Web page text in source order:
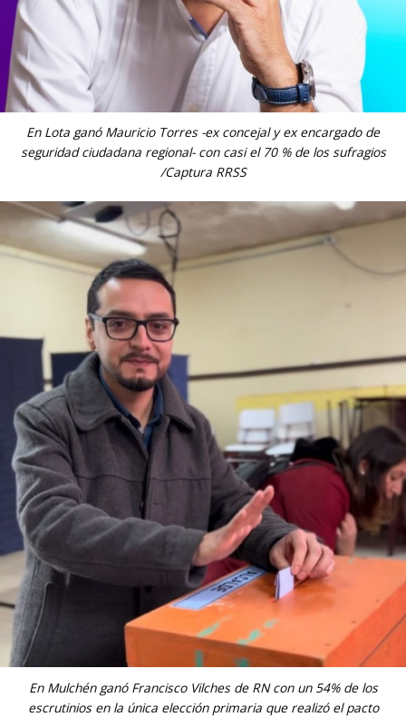
En Lota ganó Mauricio Torres -ex concejal y ex encargado de
seguridad ciudadana regional- con casi el 70 % de los sufragios
/Captura RRSS
En Mulchén ganó Francisco Vilches de RN con un 54% de los
escrutinios en la única elección primaria que realizó el pacto